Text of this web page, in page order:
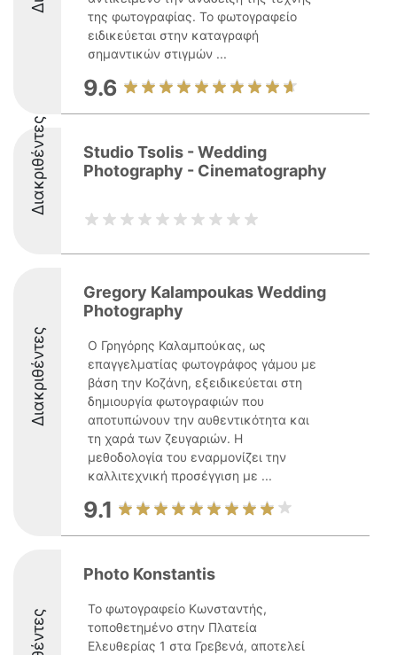
της φωτογραφίας. Το φωτογραφείο
ειδικεύεται στην καταγραφή
σημαντικών στιγμών ...
9.6
Διακριθέντες
Studio Tsolis - Wedding
Photography - Cinematography
Διακριθέντες
Gregory Kalampoukas Wedding
Photography
Ο Γρηγόρης Καλαμπούκας, ως
επαγγελματίας φωτογράφος γάμου με
βάση την Κοζάνη, εξειδικεύεται στη
δημιουργία φωτογραφιών που
αποτυπώνουν την αυθεντικότητα και
τη χαρά των ζευγαριών. Η
μεθοδολογία του εναρμονίζει την
καλλιτεχνική προσέγγιση με ...
9.1
Photo Konstantis
Το φωτογραφείο Κωνσταντής,
τοποθετημένο στην Πλατεία
Ελευθερίας 1 στα Γρεβενά, αποτελεί